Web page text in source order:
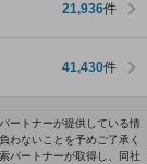
21,936件
41,430件
ートナーが提供している情
わないことを予めご了承く
パートナーが取得し、同社